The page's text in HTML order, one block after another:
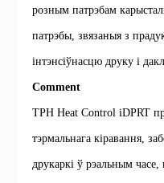
розным патрэбам
патрэбы, звязаныя з
інтэнсіўнасцю друку і
Comment
TPH Heat Control iDPRT
тэрмальнага кіравання,
друкаркі ў рэальным